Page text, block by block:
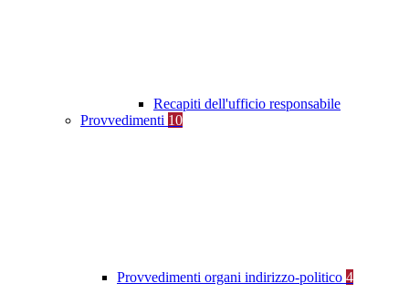
Recapiti dell'ufficio responsabile
Provvedimenti 10
Provvedimenti organi indirizzo-politico 4